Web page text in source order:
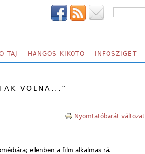
TÁJ HANGOS KIKÖTŐ INFOSZIGET
VOLNA...”
Nyomtatóbarát változat
ellenben a film alkalmas rá.